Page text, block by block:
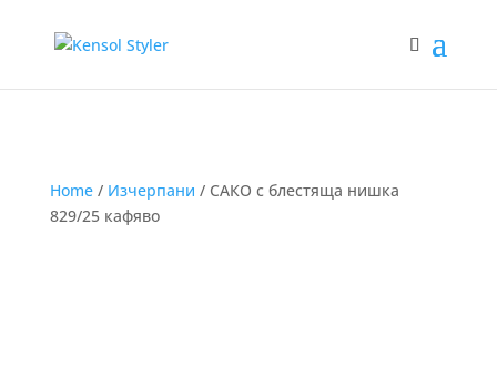
Home/ Изчерпани / САКО с блестяща нишка
829/25 кафяво